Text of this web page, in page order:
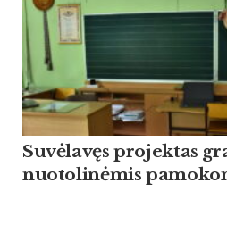
Suvėlavęs projektas
nuotolinėmis